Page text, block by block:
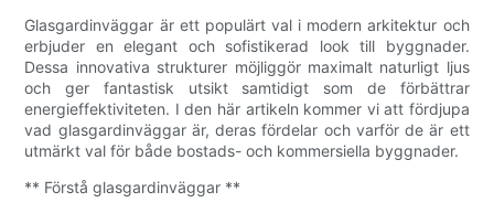
Glasgardinväggar är ett populärt val i modern arkitektur och
erbjuder en elegant och sofistikerad look till byggnader.
Dessa innovativa strukturer möjliggör maximalt naturligt ljus
och ger fantastisk utsikt samtidigt som de förbättrar
energieffektiviteten. I den här artikeln kommer vi att fördjupa
vad glasgardinväggar är, deras fördelar och varför de är ett
utmärkt val för både bostads- och kommersiella byggnader.
** Förstå glasgardinväggar **